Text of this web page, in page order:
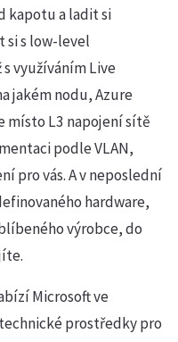
kapotu a ladit si
si s low-level
využíváním Live
jakém nodu, Azure
místo L3 napojení sítě
podle VLAN,
pro vás. A v neposlední
hardware,
výrobce, do
Microsoft ve
prostředky pro